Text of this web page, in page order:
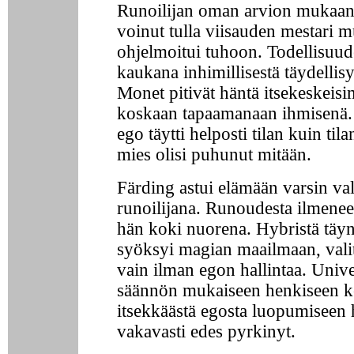
Runoilijan oman arvion
voinut tulla viisauden mestari
ohjelmoitui tuhoon.
kaukana inhimillisestä
Monet pitivät häntä
koskaan tapaamanaan
ego täytti helposti tilan kuin
mies olisi puhunut mitään.
Färding astui elämään varsin
runoilijana. Runoudesta
hän koki nuorena. Hybristä
syöksyi magian maailmaan,
vain ilman egon hallintaa.
säännön mukaiseen henkiseen
itsekkäästä egosta luopumiseen
vakavasti edes pyrkinyt.